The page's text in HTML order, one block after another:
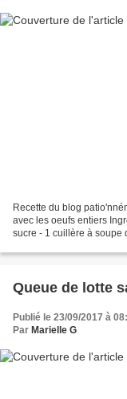
Recette du blog
avec les oeufs entiers
sucre - 1 cuillère à soupe
Queue de lotte
Publié le 23/09/2017 à
Par Marielle G